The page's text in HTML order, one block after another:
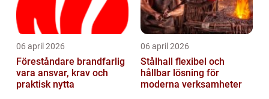
06 april 2026
Föreståndare brandfarlig
vara ansvar, krav och
praktisk nytta
06 april 2026
Stålhall flexibel och
hållbar lösning för
moderna verksamheter